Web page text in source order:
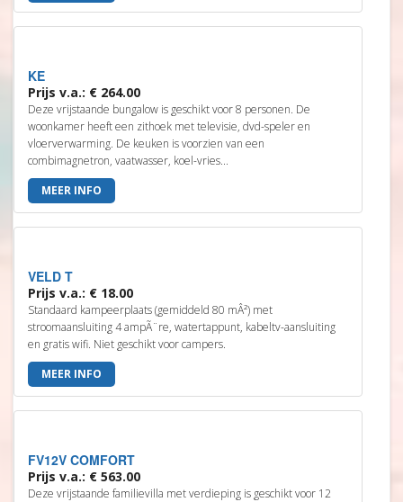
KE
Prijs v.a.: € 264.00
Deze vrijstaande bungalow is geschikt voor 8 personen. De
woonkamer heeft een zithoek met televisie, dvd-speler en
vloerverwarming. De keuken is voorzien van een
combimagnetron, vaatwasser, koel-vries...
MEER INFO
VELD T
Prijs v.a.: € 18.00
Standaard kampeerplaats (gemiddeld 80 mÂ²) met
stroomaansluiting 4 ampÃ¨re, watertappunt, kabeltv-aansluiting
en gratis wifi. Niet geschikt voor campers.
MEER INFO
FV12V COMFORT
Prijs v.a.: € 563.00
Deze vrijstaande familievilla met verdieping is geschikt voor 12